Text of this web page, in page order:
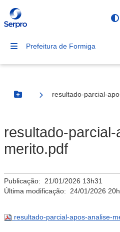
Prefeitura de Formiga
Botão Menu
resultado-parcial-
resultado-
merito.pdf
Publicação: 21/01/2026 13h31
Última modificação: 24/01/2026
resultado-parcial-apos-analise-